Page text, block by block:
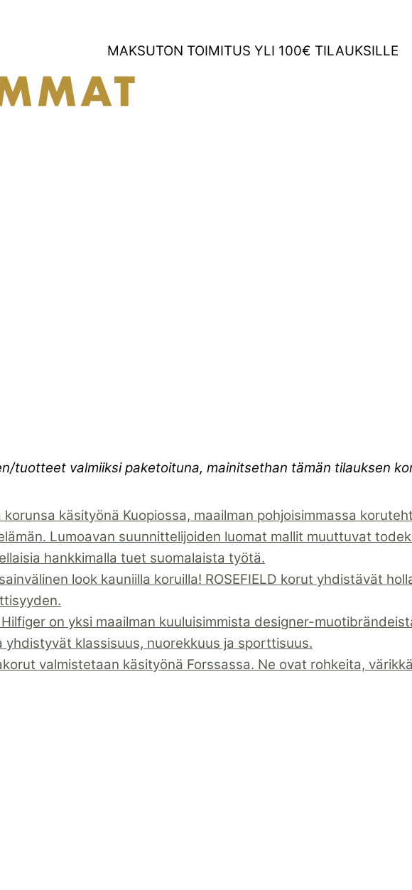
MAKSUTON TOIMITUS YLI 100€ TILAUKSILLE
tuotteet valmiiksi paketoituna, mainitsethan tämän tilauksen
korunsa käsityönä Kuopiossa, maailman pohjoisimmassa
Lumoavan suunnittelijoiden luomat mallit muuttuvat
hankkimalla tuet suomalaista työtä.
look kauniilla koruilla! ROSEFIELD korut yhdistävät
Hilfiger on yksi maailman kuuluisimmista designer-
yhdistyvät klassisuus, nuorekkuus ja sporttisuus.
valmistetaan käsityönä Forssassa. Ne ovat rohkeita,